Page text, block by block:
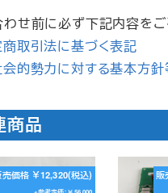
せ前に必ず下記内容を
取引法に基づく表記
的勢力に対する基本方
商品
売価格 ￥12,320(税込) 販